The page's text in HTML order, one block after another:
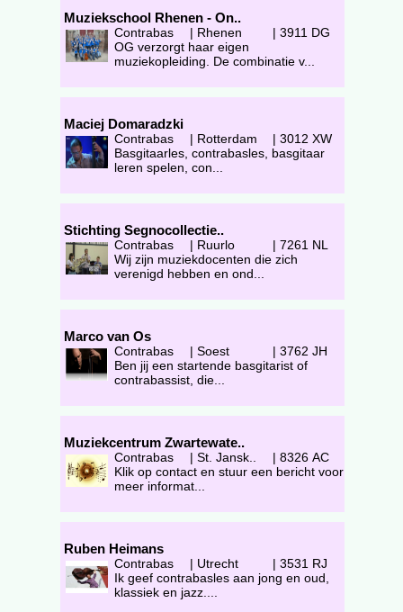
Muziekschool Rhenen - On..
Contrabas | Rhenen | 3911 DG
OG verzorgt haar eigen
muziekopleiding. De combinatie v...
Maciej Domaradzki
Contrabas | Rotterdam | 3012 XW
Basgitaarles, contrabasles, basgitaar
leren spelen, con...
Stichting Segnocollectie..
Contrabas | Ruurlo | 7261 NL
Wij zijn muziekdocenten die zich
verenigd hebben en ond...
Marco van Os
Contrabas | Soest | 3762 JH
Ben jij een startende basgitarist of
contrabassist, die...
Muziekcentrum Zwartewate..
Contrabas | St. Jansk.. | 8326 AC
Klik op contact en stuur een bericht voor
meer informat...
Ruben Heimans
Contrabas | Utrecht | 3531 RJ
Ik geef contrabasles aan jong en oud,
klassiek en jazz....